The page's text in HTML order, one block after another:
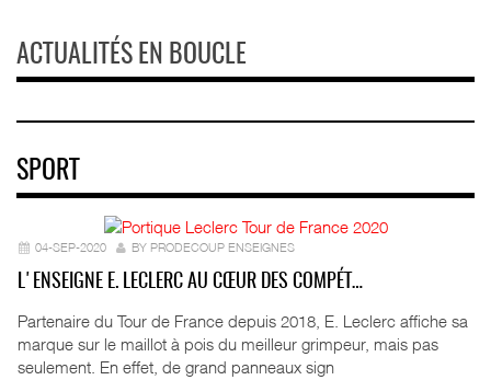
ACTUALITÉS EN BOUCLE
SPORT
04-SEP-2020 BY PRODECOUP ENSEIGNES
L'ENSEIGNE E. LECLERC AU CŒUR DES COMPÉT…
Partenaire du Tour de France depuis 2018, E. Leclerc affiche sa
marque sur le maillot à pois du meilleur grimpeur, mais pas
seulement. En effet, de grand panneaux sign